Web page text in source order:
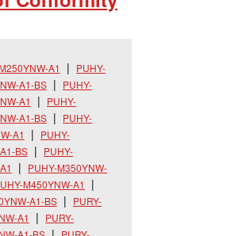
A1
PUHY-
A1-BS
PUHY-
A1
PUHY-
A1-BS
PUHY-
A1
PUHY-
BS
PUHY-
PUHY-M350YNW-
M450YNW-A1
A1-BS
PURY-
A1
PURY-